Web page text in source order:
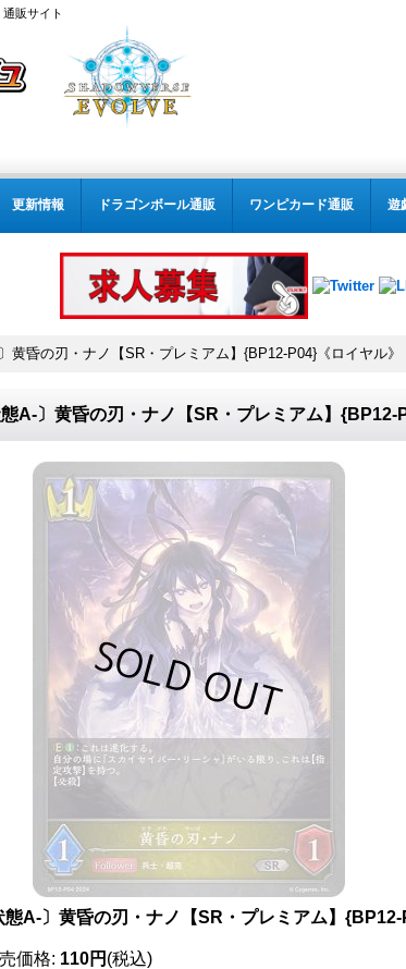
販サイト
更新情報 ドラゴンボール通販 ワンピカード通販 遊
黄昏の刃・ナノ【SR・プレミアム】{BP12-P04}《ロイヤル》
A-〕黄昏の刃・ナノ【SR・プレミアム】{BP12-
態A-〕黄昏の刃・ナノ【SR・プレミアム】{BP12-
価格: 110円 (税込)